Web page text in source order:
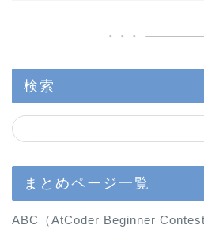
検索
まとめページ一覧
ABC（AtCoder Beginner